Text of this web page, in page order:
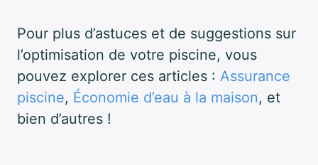
Pour plus d’astuces et de suggestions sur
l’optimisation de votre piscine, vous
pouvez explorer ces articles : Assurance
piscine, Économie d’eau à la maison, et
bien d’autres !